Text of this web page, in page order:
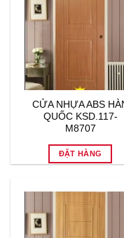
CỬA NHỰA ABS HÀN
QUỐC KSD.117-
ĐẶT HÀNG